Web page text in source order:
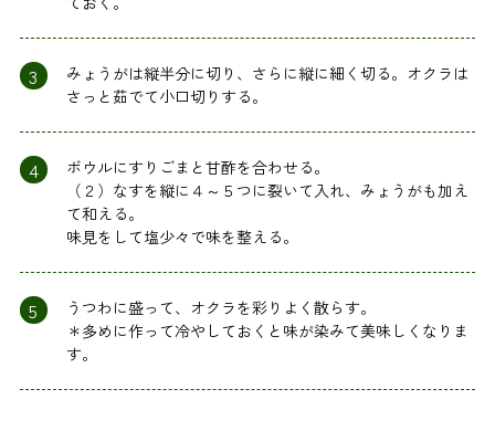
3
みょうがは縦半分に切り、さらに縦に細く切る。オクラは
さっと茹でて小口切りする。
4
ボウルにすりごまと甘酢を合わせる。
（２）なすを縦に４～５つに裂いて入れ、みょうがも加え
て和える。
味見をして塩少々で味を整える。
5
うつわに盛って、オクラを彩りよく散らす。
＊多めに作って冷やしておくと味が染みて美味しくなりま
す。